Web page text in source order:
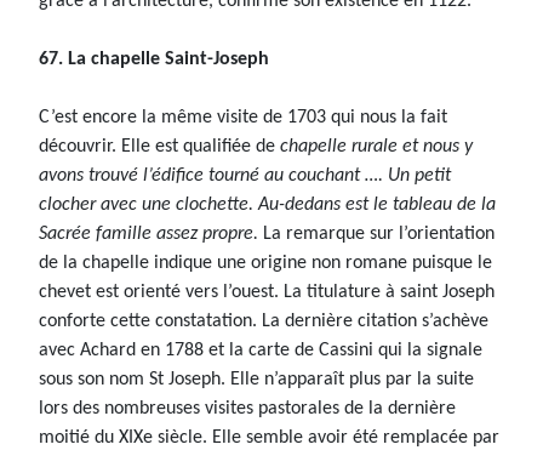
67. La chapelle Saint-Joseph
C’est encore la même visite de 1703 qui nous la fait
découvrir. Elle est qualifiée de chapelle rurale et nous y
avons trouvé l’édifice tourné au couchant …. Un petit
clocher avec une clochette. Au-dedans est le tableau de la
Sacrée famille assez propre. La remarque sur l’orientation
de la chapelle indique une origine non romane puisque le
chevet est orienté vers l’ouest. La titulature à saint Joseph
conforte cette constatation. La dernière citation s’achève
avec Achard en 1788 et la carte de Cassini qui la signale
sous son nom St Joseph. Elle n’apparaît plus par la suite
lors des nombreuses visites pastorales de la dernière
moitié du XIXe siècle. Elle semble avoir été remplacée par